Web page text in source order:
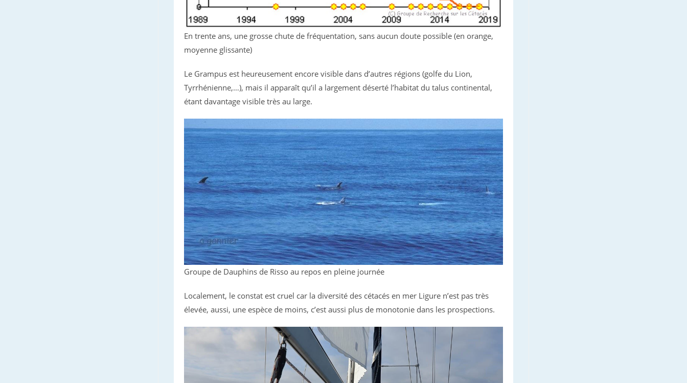
En trente ans, une grosse chute de fréquentation, sans aucun doute possible (en orange,
moyenne glissante)
Le Grampus est heureusement encore visible dans d’autres régions (golfe du Lion,
Tyrrhénienne,…), mais il apparaît qu’il a largement déserté l’habitat du talus continental,
étant davantage visible très au large.
Groupe de Dauphins de Risso au repos en pleine journée
Localement, le constat est cruel car la diversité des cétacés en mer Ligure n’est pas très
élevée, aussi, une espèce de moins, c’est aussi plus de monotonie dans les prospections.